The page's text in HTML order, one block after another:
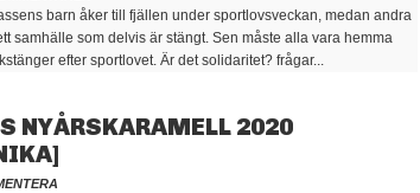
barn åker till fjällen under sportlovsveckan, medan andra
samhälle som delvis är stängt. Sen måste alla vara hemma
efter sportlovet. Är det solidaritet? frågar...
NYÅRSKARAMELL 2020